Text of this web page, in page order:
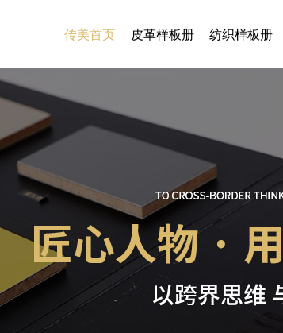
传美首页 皮革样板册 纺织样板册